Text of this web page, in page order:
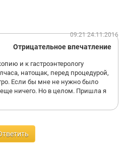
09:21 24.11.2016
Отрицательное впечатление
и к гастроэнтерологу
натощак, перед процедурой,
Если бы мне не нужно было
еще ничего. Но в целом. Пришла я